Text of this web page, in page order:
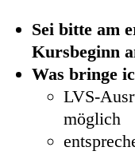
Sei bitte am
Kursbeginn
Was bringe
LVS-
möglich